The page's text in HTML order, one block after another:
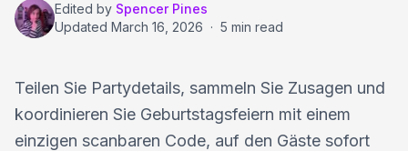
Edited by Spencer Pines
Updated March 16, 2026 · 5 min read
Teilen Sie Partydetails, sammeln Sie Zusagen und
koordinieren Sie Geburtstagsfeiern mit einem
einzigen scanbaren Code, auf den Gäste sofort